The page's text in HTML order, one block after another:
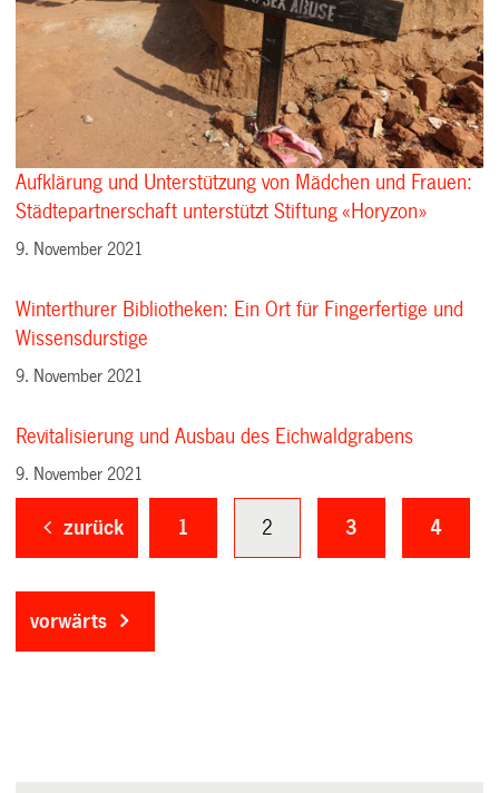
Aufklärung und Unterstützung von Mädchen und Frauen:
Städtepartnerschaft unterstützt Stiftung «Horyzon»
9. November 2021
Winterthurer Bibliotheken: Ein Ort für Fingerfertige und
Wissensdurstige
9. November 2021
Revitalisierung und Ausbau des Eichwaldgrabens
9. November 2021
zurück 1 2 3 4
vorwärts